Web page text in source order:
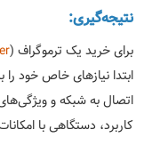
نتیجه‌گیری:
برای خرید یک ترموگراف (
ابتدا نیازهای خاص خود
اتصال به شبکه و
کاربرد، دستگاهی با